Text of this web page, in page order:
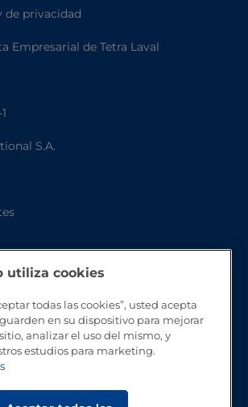
de privacidad
Empresarial de Tetra Laval
S.A.
utiliza cookies
todas las cookies”, usted acepta
en su dispositivo para mejorar
analizar el uso del mismo, y
estudios para marketing.